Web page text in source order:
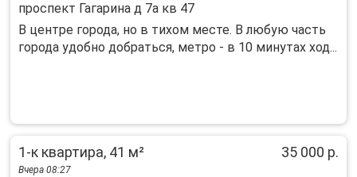
проспект Гагарина д 7а кв 47
В центре города, но в тихом месте. В любую часть
города удобно добраться, метро - в 10 минутах ход...
1-к квартира, 41 м² 35 000 р.
Вчера 08:27